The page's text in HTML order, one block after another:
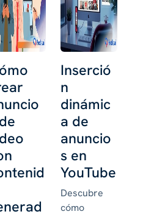
Inserció
n
dinámic
a de
anuncio
s en
YouTube
Descubre
cómo